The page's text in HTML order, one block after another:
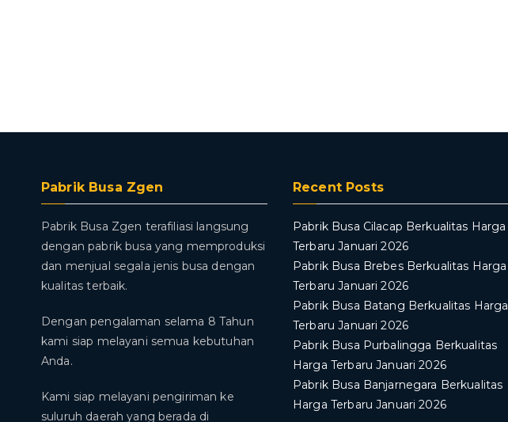
Pabrik Busa Zgen
Pabrik Busa Zgen terafiliasi langsung
dengan pabrik busa yang memproduksi
dan menjual segala jenis busa dengan
kualitas terbaik.
Dengan pengalaman selama 8 Tahun
kami siap melayani semua kebutuhan
Anda.
Kami siap melayani pengiriman ke
suluruh daerah yang berada di
Recent Posts
Pabrik Busa Cilacap Berkualitas Harga
Terbaru Januari 2026
Pabrik Busa Brebes Berkualitas Harga
Terbaru Januari 2026
Pabrik Busa Batang Berkualitas Harga
Terbaru Januari 2026
Pabrik Busa Purbalingga Berkualitas
Harga Terbaru Januari 2026
Pabrik Busa Banjarnegara Berkualitas
Harga Terbaru Januari 2026